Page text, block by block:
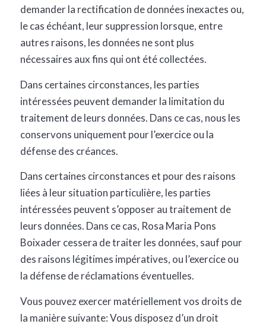
demander la rectification de données inexactes ou,
le cas échéant, leur suppression lorsque, entre
autres raisons, les données ne sont plus
nécessaires aux fins qui ont été collectées.
Dans certaines circonstances, les parties
intéressées peuvent demander la limitation du
traitement de leurs données. Dans ce cas, nous les
conservons uniquement pour l’exercice ou la
défense des créances.
Dans certaines circonstances et pour des raisons
liées à leur situation particulière, les parties
intéressées peuvent s’opposer au traitement de
leurs données. Dans ce cas, Rosa Maria Pons
Boixader cessera de traiter les données, sauf pour
des raisons légitimes impératives, ou l’exercice ou
la défense de réclamations éventuelles.
Vous pouvez exercer matériellement vos droits de
la manière suivante: Vous disposez d’un droit